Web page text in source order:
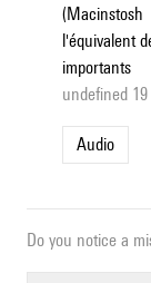
l'équivalent
importants
undefined
Audio
Do you notice a